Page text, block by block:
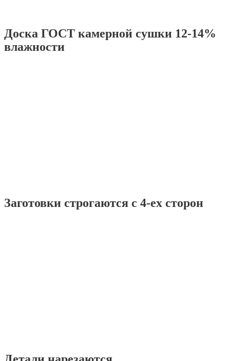
Доска ГОСТ камерной сушки 12-14%
влажности
Заготовки строгаются с 4-ех сторон